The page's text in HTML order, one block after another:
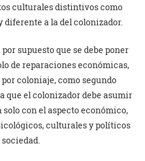
culturales distintivos como
diferente a la del colonizador.
supuesto que se debe poner
de reparaciones económicas,
coloniaje, como segundo
que el colonizador debe asumir
con el aspecto económico,
culturales y políticos